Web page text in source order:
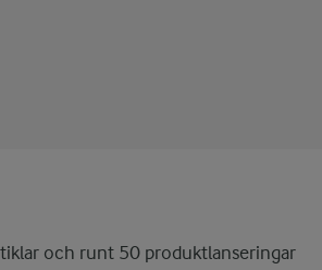
och runt 50 produktlanseringar